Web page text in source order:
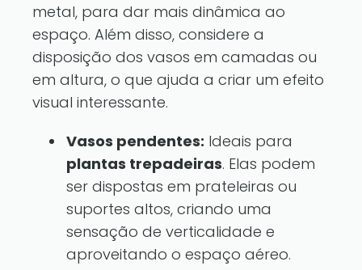
metal, para dar mais dinâmica ao
espaço. Além disso, considere a
disposição dos vasos em camadas ou
em altura, o que ajuda a criar um efeito
visual interessante.
Vasos pendentes: Ideais para
plantas trepadeiras. Elas podem
ser dispostas em prateleiras ou
suportes altos, criando uma
sensação de verticalidade e
aproveitando o espaço aéreo.